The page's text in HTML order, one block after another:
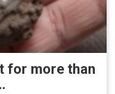
for more than